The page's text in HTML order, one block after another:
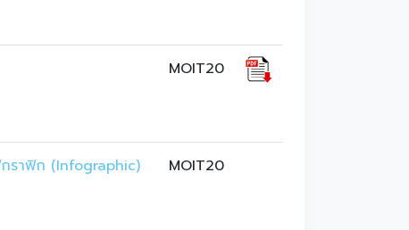
MOIT20
ราฟิก (Infographic)
MOIT20